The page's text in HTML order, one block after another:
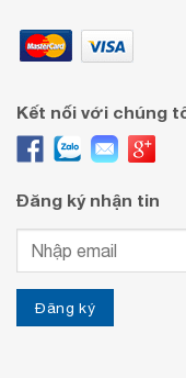
Kết nối với chúng
Đăng ký nhận tin